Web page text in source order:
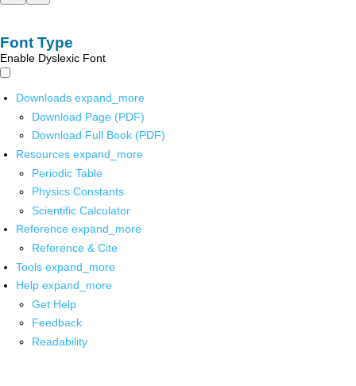
Font Type
Enable Dyslexic Font
Downloads expand_more
Download Page (PDF)
Download Full Book (PDF)
Resources expand_more
Periodic Table
Physics Constants
Scientific Calculator
Reference expand_more
Reference & Cite
Tools expand_more
Help expand_more
Get Help
Feedback
Readability